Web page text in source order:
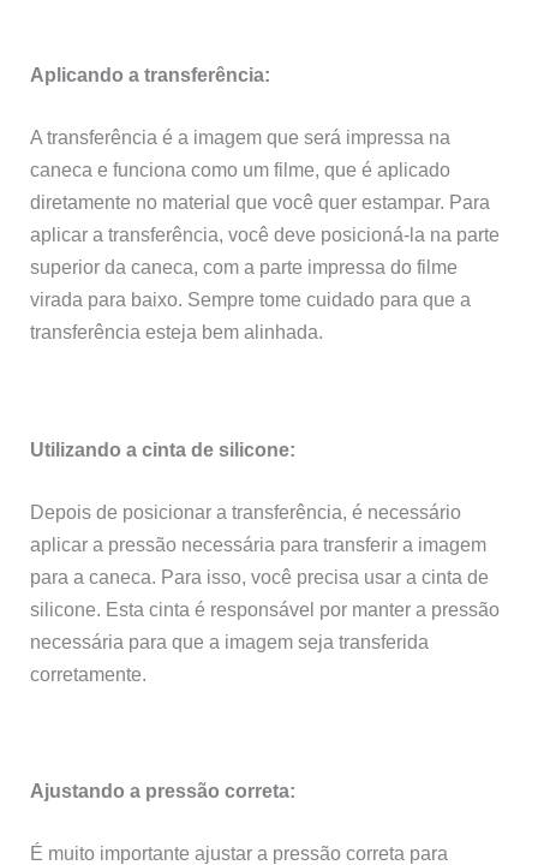
Aplicando a transferência:
A transferência é a imagem que será impressa na
caneca e funciona como um filme, que é aplicado
diretamente no material que você quer estampar. Para
aplicar a transferência, você deve posicioná-la na parte
superior da caneca, com a parte impressa do filme
virada para baixo. Sempre tome cuidado para que a
transferência esteja bem alinhada.
Utilizando a cinta de silicone:
Depois de posicionar a transferência, é necessário
aplicar a pressão necessária para transferir a imagem
para a caneca. Para isso, você precisa usar a cinta de
silicone. Esta cinta é responsável por manter a pressão
necessária para que a imagem seja transferida
corretamente.
Ajustando a pressão correta:
É muito importante ajustar a pressão correta para